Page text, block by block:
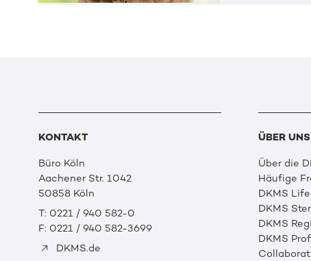
KONTAKT
Büro Köln
Aachener Str. 1042
50858 Köln
T: 0221 / 940 582-0
F: 0221 / 940 582-3699
DKMS.de
ÜBER UNS
Über die
Häufige
DKMS
DKMS
DKMS
DKMS